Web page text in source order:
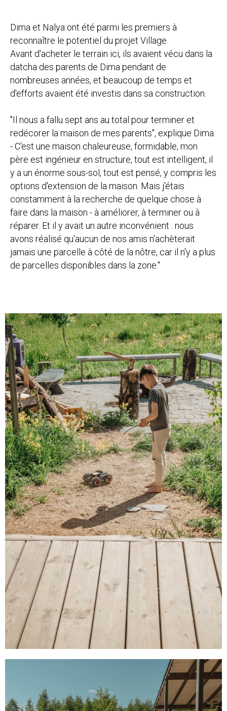
Dima et Nalya ont été parmi les premiers à
reconnaître le potentiel du projet Village.
Avant d'acheter le terrain ici, ils avaient vécu dans la
datcha des parents de Dima pendant de
nombreuses années, et beaucoup de temps et
d'efforts avaient été investis dans sa construction.
"Il nous a fallu sept ans au total pour terminer et
redécorer la maison de mes parents", explique Dima.
- C'est une maison chaleureuse, formidable, mon
père est ingénieur en structure, tout est intelligent, il
y a un énorme sous-sol, tout est pensé, y compris les
options d'extension de la maison. Mais j'étais
constamment à la recherche de quelque chose à
faire dans la maison - à améliorer, à terminer ou à
réparer. Et il y avait un autre inconvénient : nous
avons réalisé qu'aucun de nos amis n'achèterait
jamais une parcelle à côté de la nôtre, car il n'y a plus
de parcelles disponibles dans la zone."